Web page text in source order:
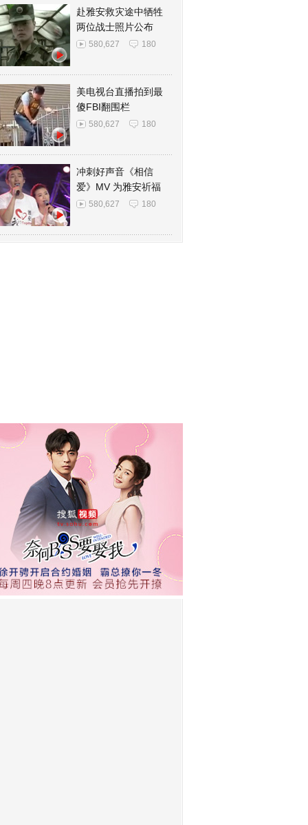
赴雅安救灾途中牺牲
两位战士照片公布
580,627 180
美电视台直播拍到最
傻FBI翻围栏
580,627 180
冲刺好声音《相信
爱》MV 为雅安祈福
580,627 180